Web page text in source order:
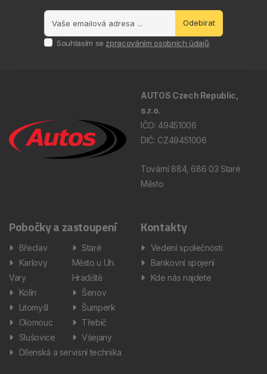
Odebírat
Souhlasím se zpracováním osobních údajů.
AUTOS Czech Republic,
s.r.o.
IČO: 49451006
DIČ: CZ49451006
Tovární 884, 686 03 Staré
Město
Pobočky a zastoupení
Břeclav
Karlovy
Vary
Kolín
Litomyšl
Olomouc
Slušovice
Staré
Město u Uh.
Hradiště
Šenov
Šumperk
Třebíč
Všejany
Dílenská a servisní technika
Kontakty
Vedení společnosti
Bankovní spojení
Kde nás najdete